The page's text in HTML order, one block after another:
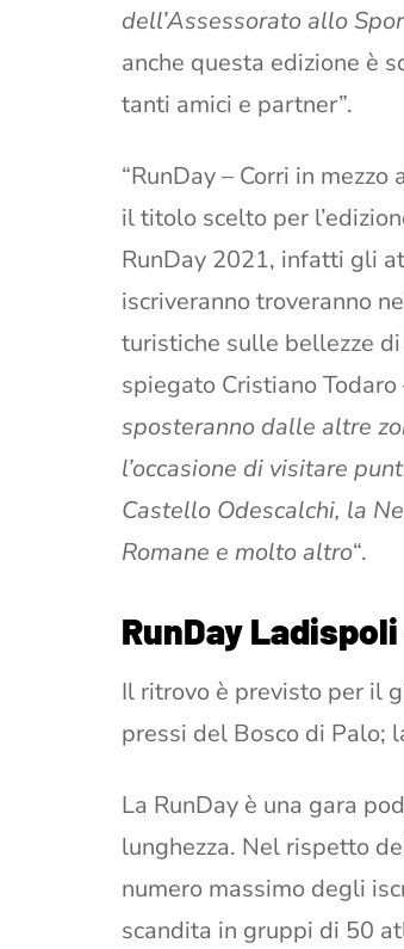
dell’Assessorato allo
anche questa edizione è
tanti amici e partner”.
“RunDay – Corri in mezzo
il titolo scelto per
RunDay 2021, infatti gli
iscriveranno troveranno
turistiche sulle bellezze
spiegato Cristiano Todaro
sposteranno dalle altre
l’occasione di visitare
Castello Odescalchi, la
Romane e molto altro“.
RunDay
Il ritrovo è previsto per il
pressi del Bosco di Palo;
La RunDay è una gara
lunghezza. Nel rispetto
numero massimo degli
scandita in gruppi di 50